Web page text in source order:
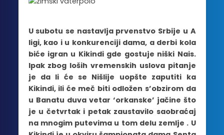
U subotu se nastavlja prvenstvo Srbije u A
ligi, kao i u konkurenciji dama, a derbi kola
biće igran u Kikindi gde gostuje niški Nais.
Ipak zbog loših vremenskih uslova pitanje
je da li će se Nišlije uopšte zaputiti ka
Kikindi, ili će meč biti odložen s’obzirom da
u Banatu duva vetar ‘orkanske’ jačine što
je u četvrtak i petak zaustavilo saobraćaj
na mnogim putevima u tom delu zemlje . U